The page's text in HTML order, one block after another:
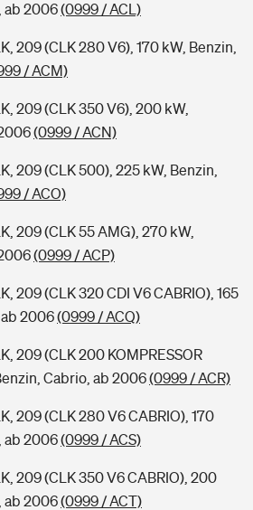
ab 2006(0999 / ACL)
209 (CLK 280 V6), 170 kW, Benzin,
/ ACM)
209 (CLK 350 V6), 200 kW,
(0999 / ACN)
209 (CLK 500), 225 kW, Benzin,
/ ACO)
209 (CLK 55 AMG), 270 kW,
(0999 / ACP)
209 (CLK 320 CDI V6 CABRIO), 165
2006(0999 / ACQ)
209 (CLK 200 KOMPRESSOR
Cabrio, ab 2006(0999 / ACR)
209 (CLK 280 V6 CABRIO), 170
ab 2006(0999 / ACS)
209 (CLK 350 V6 CABRIO), 200
ab 2006(0999 / ACT)